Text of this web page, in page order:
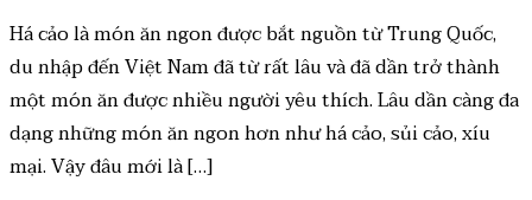
Há cảo là món ăn ngon được bắt nguồn từ Trung Quốc,
du nhập đến Việt Nam đã từ rất lâu và đã dần trở thành
một món ăn được nhiều người yêu thích. Lâu dần càng đa
dạng những món ăn ngon hơn như há cảo, sủi cảo, xíu
mại. Vậy đâu mới là […]